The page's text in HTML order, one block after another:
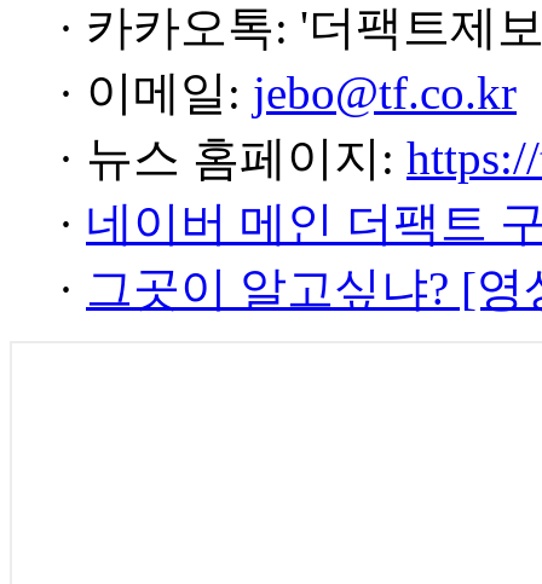
· 카카오톡: '더팩트제
· 이메일: jebo@tf.co.kr
· 뉴스 홈페이지:
· 네이버 메인 더팩트
· 그곳이 알고싶냐? [